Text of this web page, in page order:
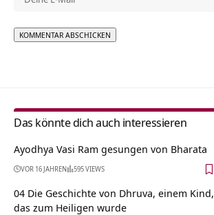
Das könnte dich auch interessieren
Ayodhya Vasi Ram gesungen von Bharata
VOR 16 JAHREN 595 VIEWS
04 Die Geschichte von Dhruva, einem Kind,
das zum Heiligen wurde